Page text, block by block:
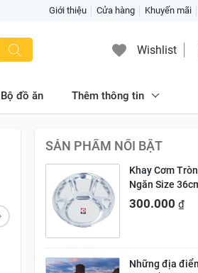
Giới thiệu Cửa hàng Khuyến mãi
Wishlist
Bộ đồ ăn Thêm thông tin
SẢN PHẨM NỔI BẬT
Khay Cơm
Ngăn Size
300.000 ₫
Những địa